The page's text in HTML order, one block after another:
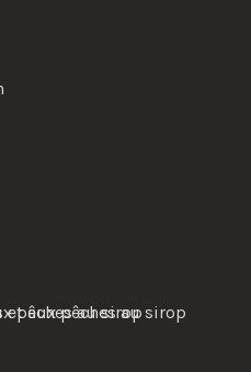
et aux pêches au sirop